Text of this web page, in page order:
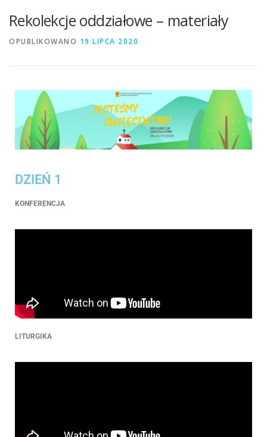
Rekolekcje oddziałowe – materiały
OPUBLIKOWANO 19 LIPCA 2020
DZIEŃ 1
KONFERENCJA
LITURGIKA